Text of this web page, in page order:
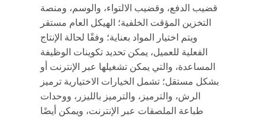
قضيب الدفع، وقضيب الالتواء، والوسم، ومنصة
التخزين المؤقت الخلفية؛ الهيكل العام مستقر
ويتم اختيار المواد بعناية؛ وفقًا لحالة الإنتاج
الفعلية للعميل، يمكن تحديد تكوينات الوظيفة
المساعدة، والتي يمكن تشغيلها عبر الإنترنت أو
بشكل مستقل؛ تشمل الخيارات الاختيارية ترميز
الرش، والترميز، والترميز بالليزر، ووحدات
طباعة الملصقات عبر الإنترنت، ويمكن أيضًا